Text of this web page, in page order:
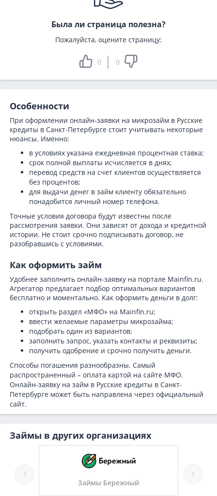
Была ли страница полезна?
Пожалуйста, оцените страницу:
0 0
Особенности
При оформлении онлайн-заявки на микрозайм в Русские
кредиты в Санкт-Петербурге стоит учитывать некоторые
нюансы. Именно:
в условиях указана ежедневная процентная ставка;
срок полной выплаты исчисляется в днях;
перевод средств на счет клиентов осуществляется
без процентов;
для выдачи денег в займ клиенту обязательно
понадобится личный номер телефона.
Точные условия договора будут известны после
рассмотрения заявки. Они зависят от дохода и кредитной
истории. Не стоит срочно подписывать договор, не
разобравшись с условиями.
Как оформить займ
Удобнее заполнить онлайн-заявку на портале Mainfin.ru.
Агрегатор предлагает подбор оптимальных вариантов
бесплатно и моментально. Как оформить деньги в долг:
открыть раздел «МФО» на Mainfin.ru;
ввести желаемые параметры микрозайма;
подобрать один из вариантов;
заполнить запрос, указать контакты и реквизиты;
получить одобрение и срочно получить деньги.
Способы погашения разнообразны. Самый
распространенный – оплата картой на сайте МФО.
Онлайн-заявку на займ в Русские кредиты в Санкт-
Петербурге может быть направлена через официальный
сайт.
Займы в других организациях
Займы Рублиона